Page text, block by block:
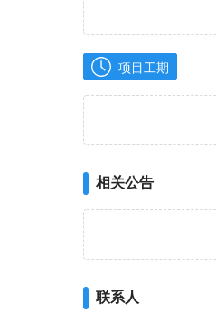
项目工期
相关公告
联系人